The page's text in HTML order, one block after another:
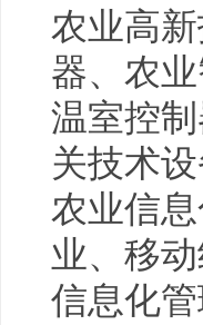
农业高
器、农
温室控
关技术
农业信
业、移
信息化